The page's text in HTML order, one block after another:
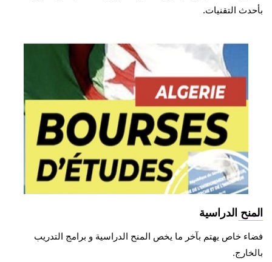
بأحدث التقنيات.
المنح الدراسية
فضاء خاص يهتم بآخر ما يخص المنح الدراسية و برامج التدريب
بالخارج.